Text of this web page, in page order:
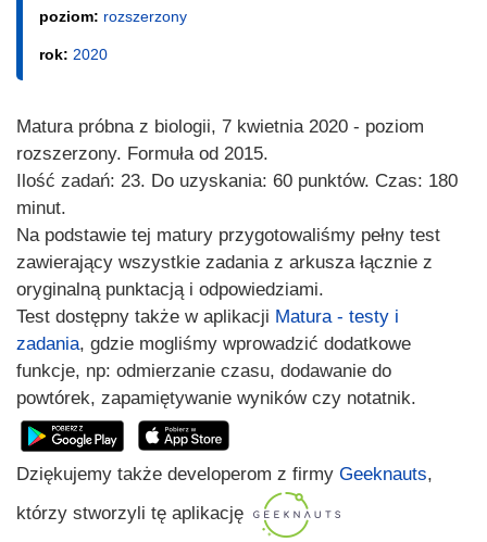
poziom: rozszerzony
rok: 2020
Matura próbna z biologii, 7 kwietnia 2020 - poziom
rozszerzony. Formuła od 2015.
Ilość zadań: 23. Do uzyskania: 60 punktów. Czas: 180
minut.
Na podstawie tej matury przygotowaliśmy pełny test
zawierający wszystkie zadania z arkusza łącznie z
oryginalną punktacją i odpowiedziami.
Test dostępny także w aplikacji Matura - testy i
zadania, gdzie mogliśmy wprowadzić dodatkowe
funkcje, np: odmierzanie czasu, dodawanie do
powtórek, zapamiętywanie wyników czy notatnik.
Dziękujemy także developerom z firmy Geeknauts,
którzy stworzyli tę aplikację